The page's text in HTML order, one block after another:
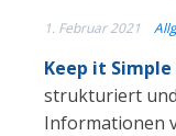
1. Februar 2021
Keep it
strukturiert
Informationen